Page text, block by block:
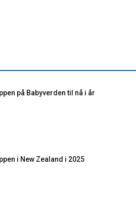
på Babyverden til nå i år
i New Zealand i 2025